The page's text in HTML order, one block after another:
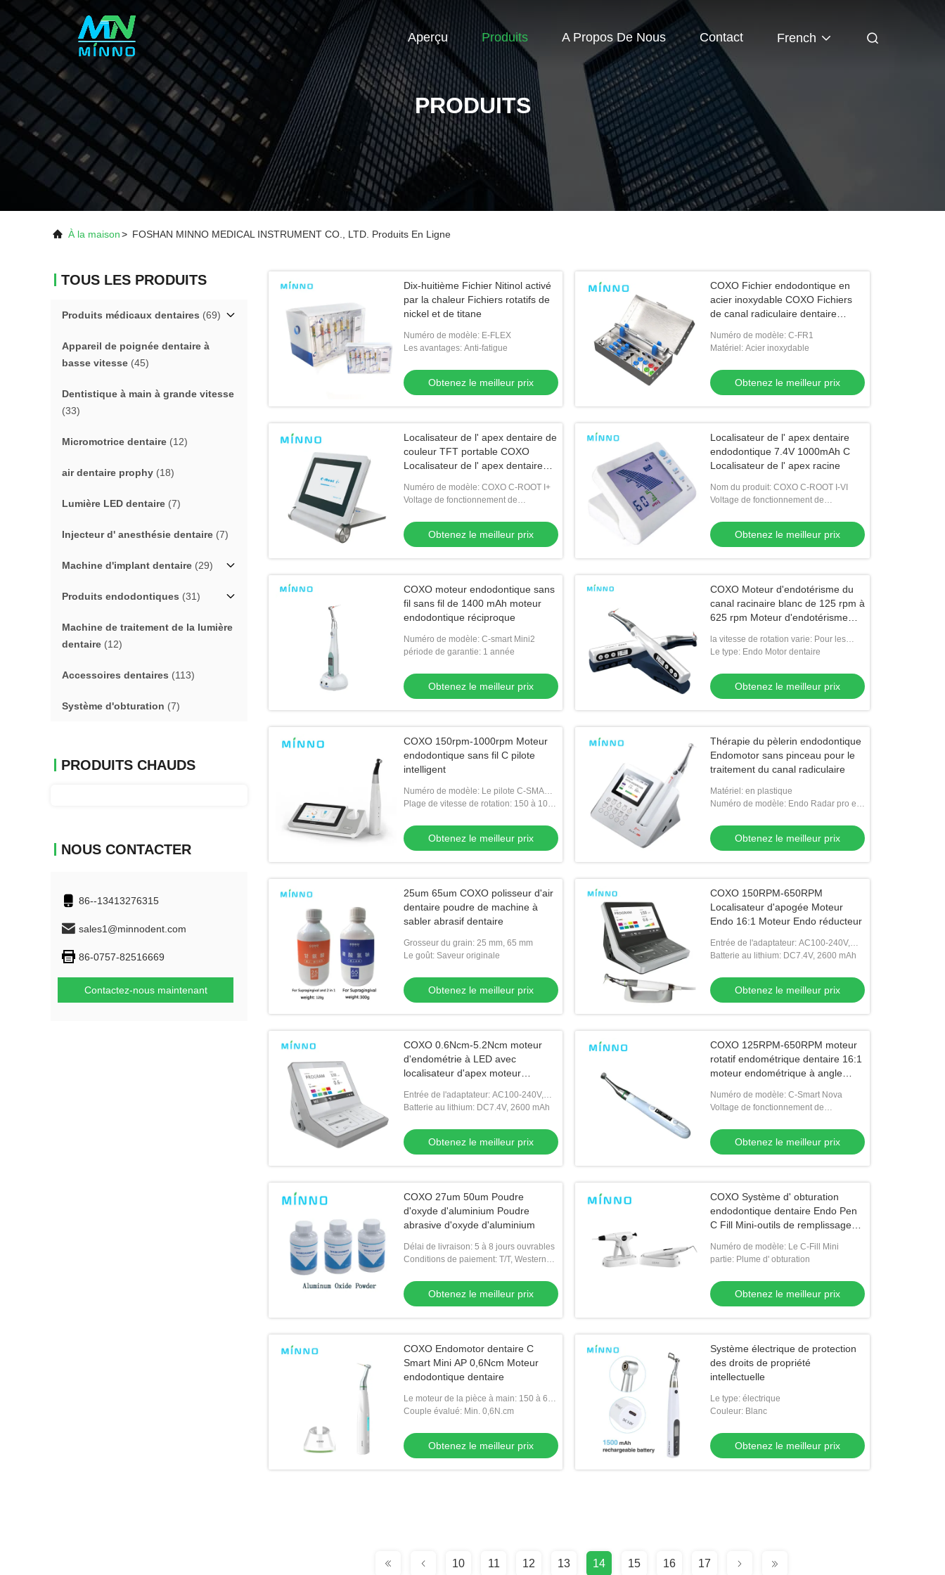
Aperçu Produits A Propos De Nous Contact French
PRODUITS
À la maison> FOSHAN MINNO MEDICAL INSTRUMENT CO., LTD. Produits En Ligne
TOUS LES PRODUITS
Produits médicaux dentaires (69)
Appareil de poignée dentaire à
basse vitesse (45)
Dentistique à main à grande vitesse
(33)
Micromotrice dentaire (12)
air dentaire prophy (18)
Lumière LED dentaire (7)
Injecteur d' anesthésie dentaire (7)
Machine d'implant dentaire (29)
Produits endodontiques (31)
Machine de traitement de la lumière
dentaire (12)
Accessoires dentaires (113)
Système d'obturation (7)
PRODUITS CHAUDS
NOUS CONTACTER
86--13413276315
sales1@minnodent.com
86-0757-82516669
Contactez-nous maintenant
Dix-huitième Fichier Nitinol activé
par la chaleur Fichiers rotatifs de
nickel et de titane
Numéro de modèle: E-FLEX
Les avantages: Anti-fatigue
Obtenez le meilleur prix
COXO Fichier endodontique en
acier inoxydable COXO Fichiers
de canal radiculaire dentaire
Numéro de modèle: C-FR1
Matériel: Acier inoxydable
Obtenez le meilleur prix
Localisateur de l' apex dentaire de
couleur TFT portable COXO
Localisateur de l' apex dentaire
Numéro de modèle: COXO C-ROOT I+
Voltage de fonctionnement de
Obtenez le meilleur prix
Localisateur de l' apex dentaire
endodontique 7.4V 1000mAh C
Localisateur de l' apex racine
Nom du produit: COXO C-ROOT I-VI
Voltage de fonctionnement de
220V/50Hz
Obtenez le meilleur prix
COXO moteur endodontique sans
fil sans fil de 1400 mAh moteur
endodontique réciproque
Numéro de modèle: C-smart Mini2
période de garantie: 1 année
Obtenez le meilleur prix
COXO Moteur d'endotérisme du
canal racinaire blanc de 125 rpm à
625 rpm Moteur d'endotérisme
la vitesse de rotation varie: Pour les
véhicules à moteur à combustion
Le type: Endo Motor dentaire
Obtenez le meilleur prix
COXO 150rpm-1000rpm Moteur
endodontique sans fil C pilote
intelligent
Numéro de modèle: Le pilote C-SMART-
IPlage de vitesse de rotation: 150 à 1000
Obtenez le meilleur prix
Thérapie du pèlerin endodontique
Endomotor sans pinceau pour le
traitement du canal radiculaire
Matériel: en plastique
Numéro de modèle: Endo Radar pro est
Obtenez le meilleur prix
25um 65um COXO polisseur d'air
dentaire poudre de machine à
sabler abrasif dentaire
Grosseur du grain: 25 mm, 65 mm
Le goût: Saveur originale
Obtenez le meilleur prix
COXO 150RPM-650RPM
Localisateur d'apogée Moteur
Endo 16:1 Moteur Endo réducteur
Entrée de l'adaptateur: AC100-240V,
50/60 Hz
Batterie au lithium: DC7.4V, 2600 mAh
Obtenez le meilleur prix
COXO 0.6Ncm-5.2Ncm moteur
d'endométrie à LED avec
localisateur d'apex moteur
Entrée de l'adaptateur: AC100-240V,
50/60 Hz
Batterie au lithium: DC7.4V, 2600 mAh
Obtenez le meilleur prix
COXO 125RPM-650RPM moteur
rotatif endométrique dentaire 16:1
moteur endométrique à angle
Numéro de modèle: C-Smart Nova
Voltage de fonctionnement de
Obtenez le meilleur prix
COXO 27um 50um Poudre
d'oxyde d'aluminium Poudre
abrasive d'oxyde d'aluminium
Délai de livraison: 5 à 8 jours ouvrables
Conditions de paiement: T/T, Western
Obtenez le meilleur prix
COXO Système d' obturation
endodontique dentaire Endo Pen
C Fill Mini-outils de remplissage
Numéro de modèle: Le C-Fill Mini
partie: Plume d' obturation
Obtenez le meilleur prix
COXO Endomotor dentaire C
Smart Mini AP 0,6Ncm Moteur
endodontique dentaire
Le moteur de la pièce à main: 150 à 600
tours par minute
Couple évalué: Min. 0,6N.cm
Obtenez le meilleur prix
Système électrique de protection
des droits de propriété
intellectuelle
Le type: électrique
Couleur: Blanc
Obtenez le meilleur prix
10 11 12 13 14 15 16 17